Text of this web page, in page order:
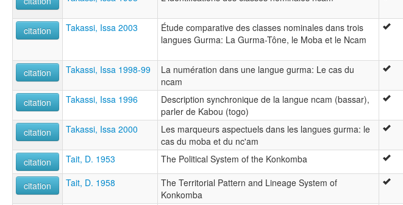
citation
Takassi, Issa 2003
Étude comparative des classes nominales dans trois
langues Gurma: La Gurma-Tône, le Moba et le Ncam
citation
Takassi, Issa 1998-99
La numération dans une langue gurma: Le cas du
ncam
citation
Takassi, Issa 1996
Description synchronique de la langue ncam (bassar),
parler de Kabou (togo)
citation
Takassi, Issa 2000
Les marqueurs aspectuels dans les langues gurma: le
cas du moba et du nc'am
citation
Tait, D. 1953 The Political System of the Konkomba
citation Tait, D. 1958
The Territorial Pattern and Lineage System of
Konkomba